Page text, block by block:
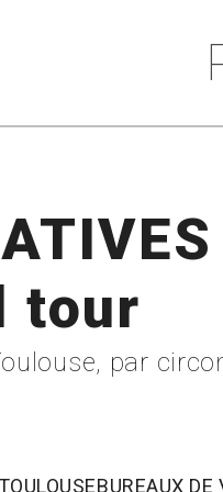
tour
par
BUREAUX DE